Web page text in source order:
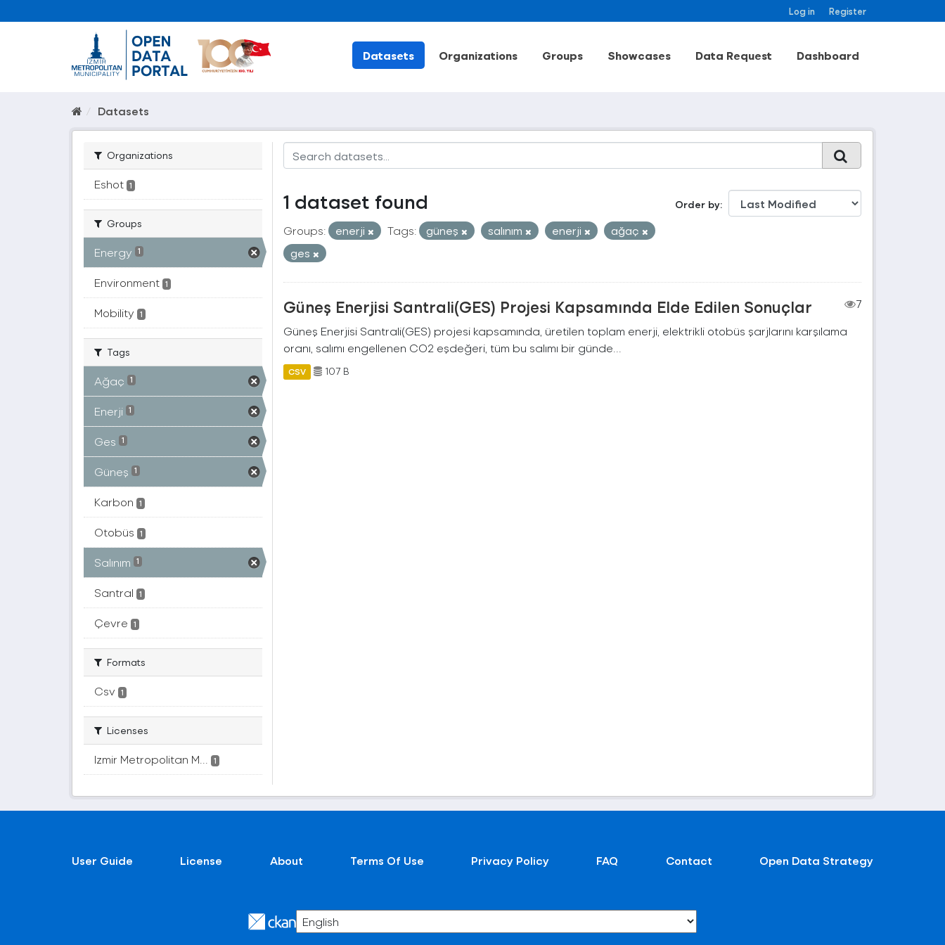
Log in Register
Datasets Organizations Groups Showcases Data Request Dashboard
Datasets
Organizations
Eshot 1
Groups
Energy 1
Environment 1
Mobility 1
Tags
Ağaç 1
Enerji 1
Ges 1
Güneş 1
Karbon 1
Otobüs 1
Salınım 1
Santral 1
Çevre 1
Formats
Csv 1
Licenses
Izmir Metropolitan M... 1
Order by
1 dataset found
Groups: enerji Tags: güneş salınım enerji
ağaç
ges
Güneş Enerjisi Santrali(GES) Projesi Kapsamında Elde Edilen Sonuçlar
7
Güneş Enerjisi Santrali(GES) projesi kapsamında, üretilen toplam enerji, elektrikli otobüs şarjlarını karşılama
oranı, salımı engellenen CO2 eşdeğeri, tüm bu salımı bir günde...
CSV 107 B
User Guide License About Terms Of Use Privacy Policy FAQ Contact Open Data Strategy